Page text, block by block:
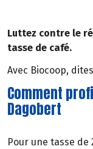
Luttez contre le
tasse de café.
Avec Biocoop,
Comment
Dagobert
Pour une tasse de